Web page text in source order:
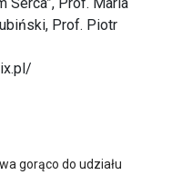
Prof. Piotr
gorąco do udziału